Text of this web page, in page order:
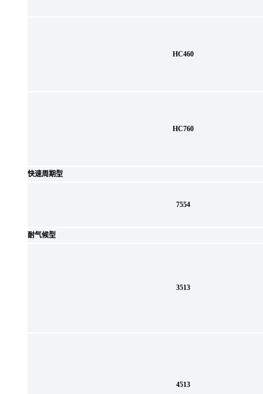
HC460
HC760
快速周期型
7554
耐气候型
3513
4513